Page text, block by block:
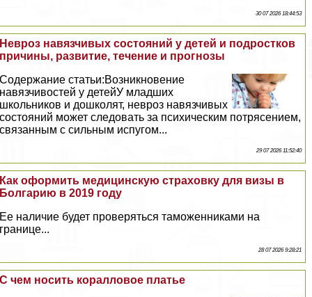
30 07 2026 18:44:53
Невроз навязчивых состояний у детей и подростков
причины, развитие, течение и прогнозы
Содержание статьи:Возникновение
навязчивостей у детейУ младших
школьников и дошколят, невроз навязчивых
состояний может следовать за психическим потрясением,
связанным с сильным испугом...
29 07 2026 11:52:40
Как оформить медицинскую страховку для визы в
Болгарию в 2019 году
Ее наличие будет проверяться таможенниками на
границе...
28 07 2026 9:28:21
С чем носить коралловое платье